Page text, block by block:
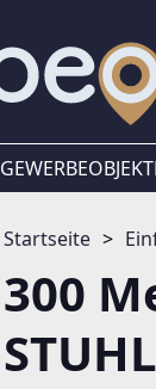
Startseite
300